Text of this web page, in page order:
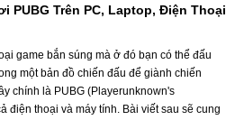
PUBG Trên PC, Laptop, Điện Thoại
game bắn súng mà ở đó bạn có thể đấu
một bản đồ chiến đấu để giành chiến
chính là PUBG (Playerunknown's
điện thoại và máy tính. Bài viết sau sẽ cung